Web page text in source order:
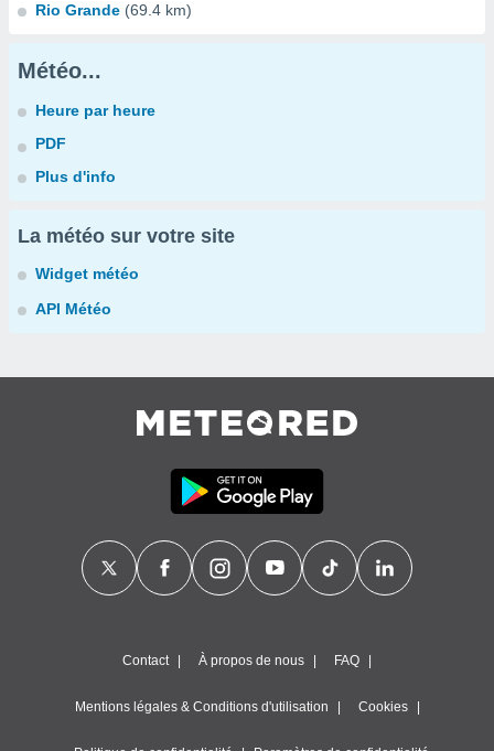
Rio Grande (69.4 km)
Météo...
Heure par heure
PDF
Plus d'info
La météo sur votre site
Widget météo
API Météo
Contact À propos de nous FAQ
Mentions légales & Conditions d'utilisation Cookies